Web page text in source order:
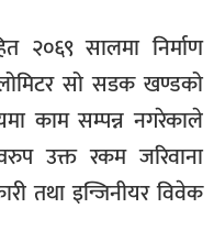
२०६९ सालमा निर्माण
सो सडक खण्डको
काम सम्पन्न नगरेकाले
उक्त रकम जरिवाना
तथा इन्जिनीयर विवेक